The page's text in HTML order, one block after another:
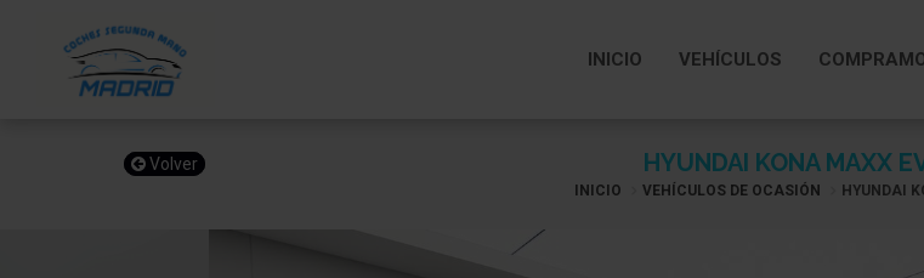
INICIO VEHÍCULOS
HYUNDAI KONA MAXX
Volver
INICIO VEHÍCULOS DE OCASIÓN HYUNDAI